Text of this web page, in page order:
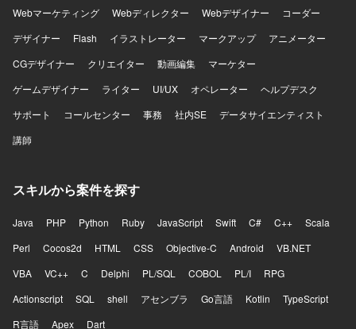
Webマーケティング
Webディレクター Webデザイナー
コーダー
デザイナー
Flash イラストレーター マークアップ
アニメーター
CGデザイナー
クリエイター 動画編集
マーケター
ゲームデザイナー
ライター UI/UX オペレーター
ヘルプデスク
サポート
コールセンター 事務 社内SE
データサイエンティスト
講師
スキルから案件を探す
Java PHP Python Ruby JavaScript Swift C# C++
Scala
Perl
Cocos2d HTML CSS Objective-C Android
VB.NET
VBA
VC++ C Delphi PL/SQL COBOL PL/I
RPG
Actionscript
SQL shell アセンブラ Go言語 Kotlin
TypeScript
R言語
Apex Dart